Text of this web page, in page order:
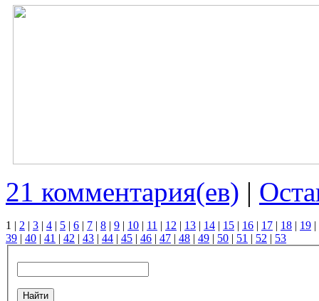
21 комментария(ев) |
1 | 2 | 3 | 4 | 5 | 6 | 7 | 8 | 9 | 10 | 11 | 12 | 13 | 14 | 15 | 16 | 17 | 18 | 19 |
39 | 40 | 41 | 42 | 43 | 44 | 45 | 46 | 47 | 48 | 49 | 50 | 51 | 52 | 53